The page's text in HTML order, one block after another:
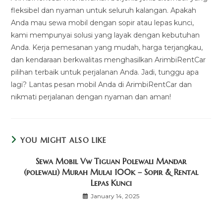
fleksibel dan nyaman untuk seluruh kalangan. Apakah
Anda mau sewa mobil dengan sopir atau lepas kunci,
kami mempunyai solusi yang layak dengan kebutuhan
Anda. Kerja pemesanan yang mudah, harga terjangkau,
dan kendaraan berkwalitas menghasilkan ArimbiRentCar
pilihan terbaik untuk perjalanan Anda. Jadi, tunggu apa
lagi? Lantas pesan mobil Anda di ArimbiRentCar dan
nikmati perjalanan dengan nyaman dan aman!
YOU MIGHT ALSO LIKE
Sewa Mobil Vw Tiguan Polewali Mandar
(polewali) Murah Mulai 100k – Sopir & Rental
Lepas Kunci
January 14, 2025